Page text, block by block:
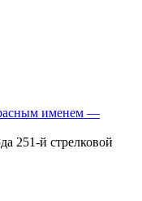
именем —
251-й стрелковой